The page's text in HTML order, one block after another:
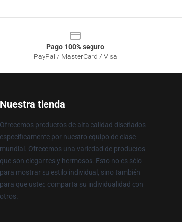
Pago 100% seguro
PayPal / MasterCard / Visa
Nuestra tienda
Ofrecemos productos de alta calidad diseñados
específicamente por nuestro equipo de clase
mundial. Ofrecemos una variedad de productos
que son elegantes y hermosos. Esto no es sólo
para mostrar su estilo individual, sino también
para que usted comparta su individualidad con
otros.